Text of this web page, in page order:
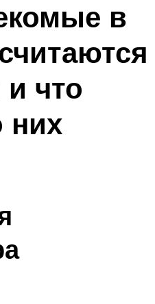
в
что
них